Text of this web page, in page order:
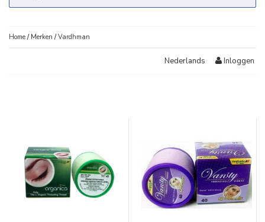
Home / Merken /Vardhman
Nederlands Inloggen